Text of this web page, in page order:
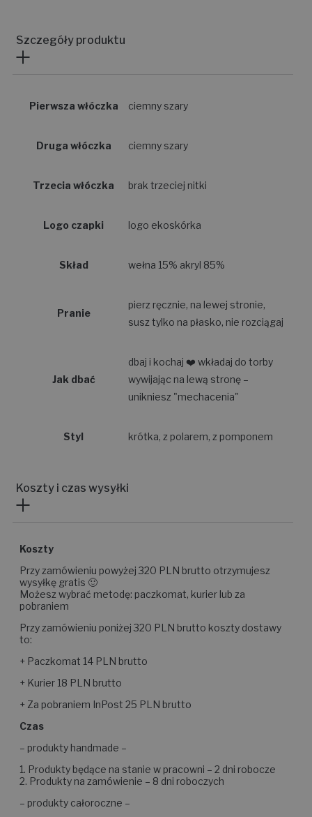
Szczegóły produktu
Pierwsza włóczka ciemny szary
Druga włóczka ciemny szary
Trzecia włóczka brak trzeciej nitki
Logo czapki logo ekoskórka
Skład wełna 15% akryl 85%
Pranie
pierz ręcznie, na lewej stronie,
susz tylko na płasko, nie rozciągaj
Jak dbać
dbaj i kochaj ❤️ wkładaj do torby
wywijając na lewą stronę –
unikniesz "mechacenia"
Styl krótka, z polarem, z pomponem
Koszty i czas wysyłki
Koszty
Przy zamówieniu powyżej 320 PLN brutto otrzymujesz
wysyłkę gratis 🙂
Możesz wybrać metodę: paczkomat, kurier lub za
pobraniem
Przy zamówieniu poniżej 320 PLN brutto koszty dostawy
to:
+ Paczkomat 14 PLN brutto
+ Kurier 18 PLN brutto
+ Za pobraniem InPost 25 PLN brutto
Czas
– produkty handmade –
1. Produkty będące na stanie w pracowni – 2 dni robocze
2. Produkty na zamówienie – 8 dni roboczych
– produkty całoroczne –